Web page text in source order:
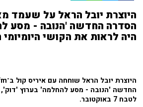
היוצרת יובל הראל על שעמד
הסדרה החדשה 'הנובה - מסע
היה לראות את הקושי היומיומי
החדשה 'הנובה - מסע להחלמה' בערוץ 'דוק',
לטבח 7 באוקטובר.